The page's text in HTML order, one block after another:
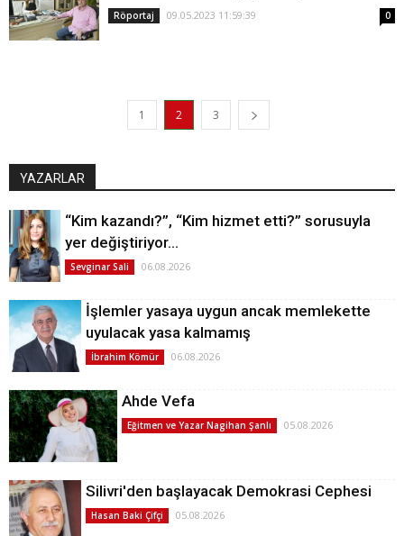
Röportaj 09.05.2023 11:59:39 0
1 2 3
YAZARLAR
“Kim kazandı?”, “Kim hizmet etti?” sorusuyla
yer değiştiriyor…
Sevginar Sali 06.08.2026
İşlemler yasaya uygun ancak memlekette
uyulacak yasa kalmamış
İbrahim Kömür 06.08.2026
Ahde Vefa
Eğitmen ve Yazar Nagihan Şanlı 05.08.2026
Silivri'den başlayacak Demokrasi Cephesi
Hasan Baki Çifçi 05.08.2026